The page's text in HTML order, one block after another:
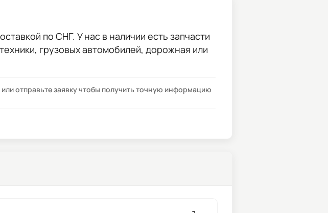
по СНГ. У нас в наличии есть запчасти
грузовых автомобилей, дорожная или
отправьте заявку чтобы получить точную информацию